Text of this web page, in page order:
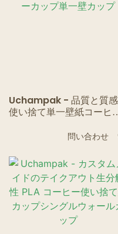
Uchampak - 品質と質
使い捨て単一壁紙コーヒ
問い合わせ